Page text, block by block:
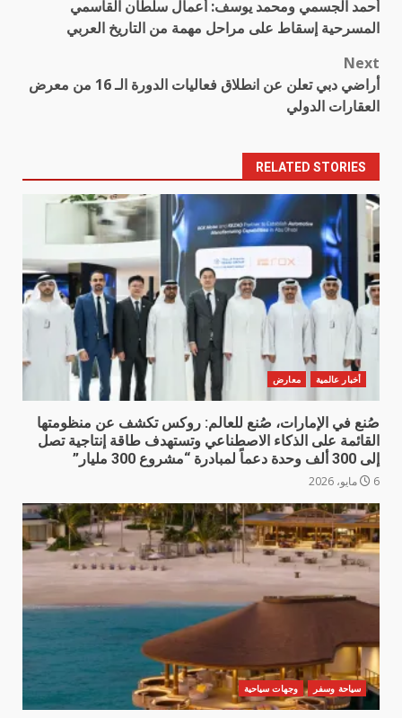
navigation
أحمد الجسمي ومحمد يوسف: أعمال سلطان القاسمي
المسرحية إسقاط على مراحل مهمة من التاريخ العربي
Next
أراضي دبي تعلن عن انطلاق فعاليات الدورة الـ 16 من معرض
العقارات الدولي
RELATED STORIES
أخبار عالمية معارض
صُنع في الإمارات، صُنع للعالم: روكس تكشف عن منظومتها
القائمة على الذكاء الاصطناعي وتستهدف طاقة إنتاجية تصل
إلى 300 ألف وحدة دعماً لمبادرة “مشروع 300 مليار”
6 مايو، 2026
سياحة وسفر وجهات سياحية